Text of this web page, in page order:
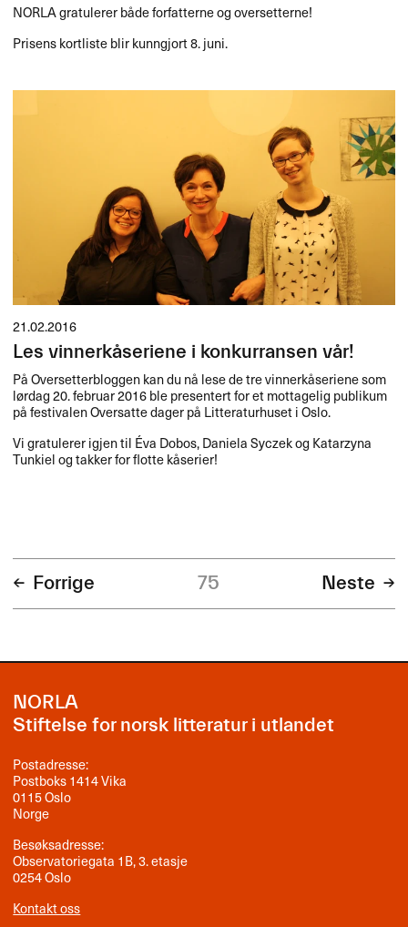
NORLAgratulerer både forfatterne og oversetterne!
Prisens kortliste blir kunngjort 8. juni.
21.02.2016
Les vinnerkåseriene i konkurransen vår!
På Oversetterbloggen kan du nå lese de tre vinnerkåseriene som
lørdag 20. februar 2016 ble presentert for et mottagelig publikum
på festivalen Oversatte dager på Litteraturhuset i Oslo.
Vi gratulerer igjen til Éva Dobos, Daniela Syczek og Katarzyna
Tunkiel og takker for flotte kåserier!
Forrige 75 Neste
NORLA
Stiftelse for norsk litteratur i utlandet
Postadresse:
Postboks 1414 Vika
0115 Oslo
Norge
Besøksadresse:
Observatoriegata 1B, 3. etasje
0254 Oslo
Kontakt oss